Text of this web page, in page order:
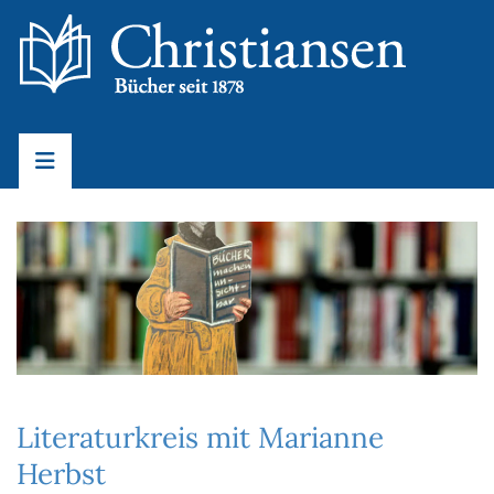
Literaturkreis mit Marianne
Herbst